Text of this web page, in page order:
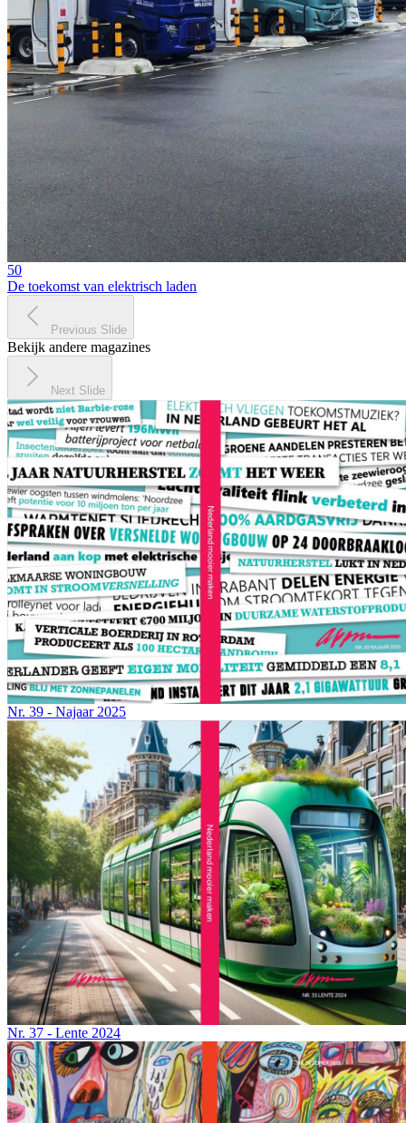
50
De toekomst van elektrisch laden
Previous Slide
Bekijk andere magazines
Next Slide
Nr. 39 - Najaar 2025
Nr. 37 - Lente 2024